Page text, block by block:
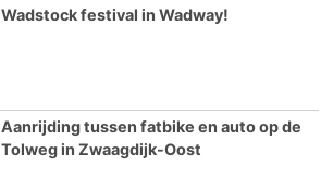
Wadstock festival in Wadway!
Aanrijding tussen fatbike en auto op de
Tolweg in Zwaagdijk-Oost